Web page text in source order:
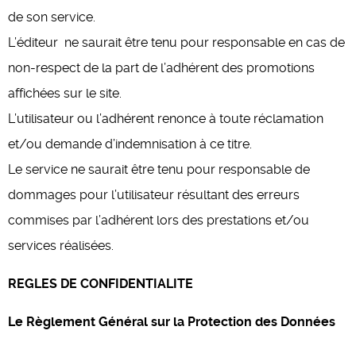
de son service.
L’éditeur ne saurait être tenu pour responsable en cas de
non-respect de la part de l’adhérent des promotions
affichées sur le site.
L’utilisateur ou l’adhérent renonce à toute réclamation
et/ou demande d’indemnisation à ce titre.
Le service ne saurait être tenu pour responsable de
dommages pour l’utilisateur résultant des erreurs
commises par l’adhérent lors des prestations et/ou
services réalisées.
REGLES DE CONFIDENTIALITE
Le Règlement Général sur la Protection des Données